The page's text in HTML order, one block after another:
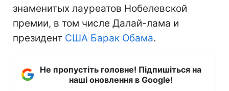
знаменитых лауреатов Нобелевской
премии, в том числе Далай-лама и
президент США Барак Обама.
Не пропустіть головне! Підпишіться на
наші оновлення в Google!